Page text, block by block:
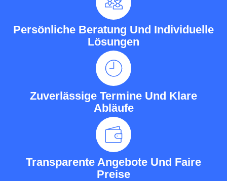
Persönliche Beratung Und Individuelle
Lösungen
Zuverlässige Termine Und Klare
Abläufe
Transparente Angebote Und Faire
Preise